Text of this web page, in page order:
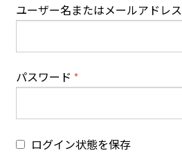
ユーザー名またはメールアドレス
パスワード *必
ログイン状態を保存